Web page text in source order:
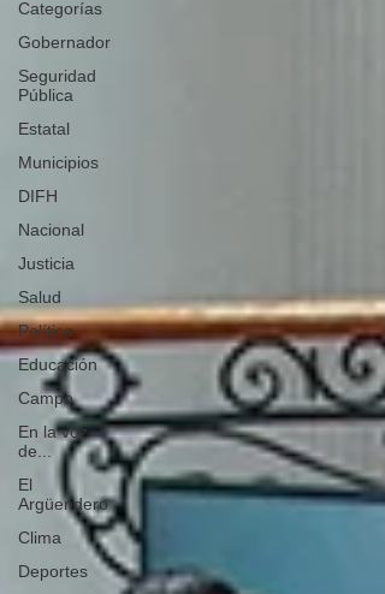
Categorías
Gobernador
Seguridad
Pública
Estatal
Municipios
DIFH
Nacional
Justicia
Salud
Política
Educación
Campo
En la voz
de...
El
Argüendero
Clima
Deportes